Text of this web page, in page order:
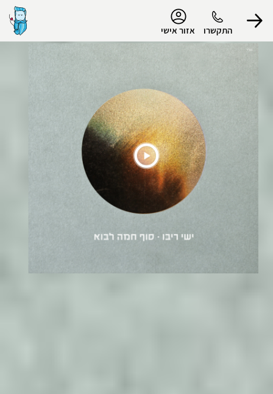
התקשרו אזור אישי
הפרופיל שלי
התנתק